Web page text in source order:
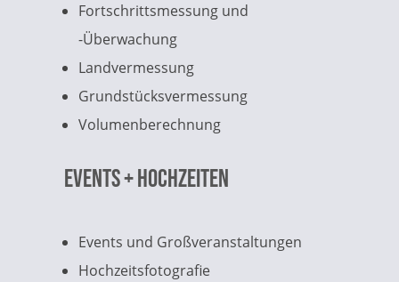
Fortschrittsmessung und
-Überwachung
Landvermessung
Grundstücksvermessung
Volumenberechnung
Events + Hochzeiten
Events und Großveranstaltungen
Hochzeitsfotografie